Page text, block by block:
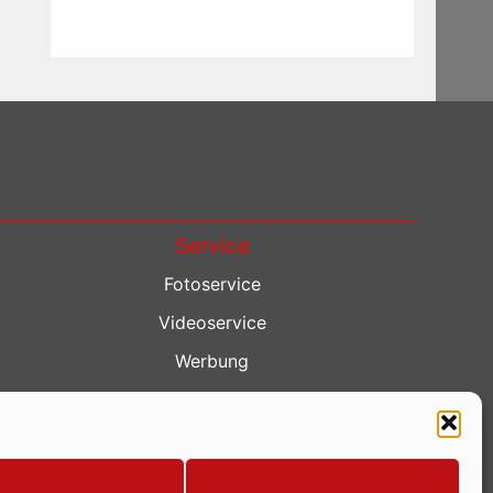
Service
Fotoservice
Videoservice
Werbung